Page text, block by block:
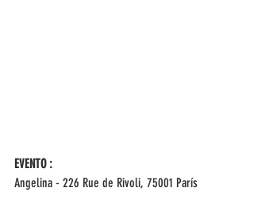
EVENTO :
Angelina - 226 Rue de Rivoli, 75001 París